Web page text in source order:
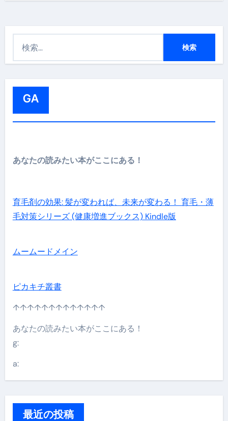
GA
あなたの読みたい本がここにある！
育毛剤の効果: 髪が変われば、未来が変わる！ 育毛・薄
毛対策シリーズ (健康増進ブックス) Kindle版
ムームードメイン
ピカキチ叢書
↑↑↑↑↑↑↑↑↑↑↑↑↑
あなたの読みたい本がここにある！
g:
a:
最近の投稿